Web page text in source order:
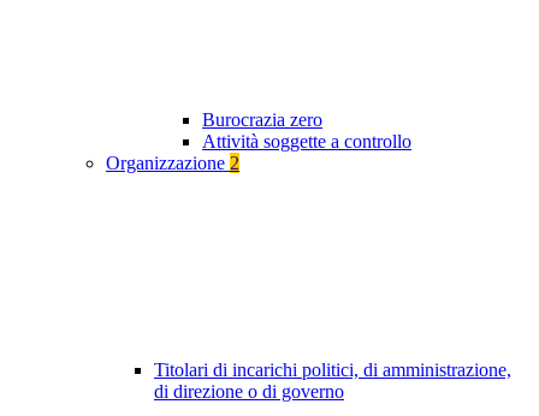
Burocrazia zero
Attività soggette a controllo
Organizzazione 2
Titolari di incarichi politici, di amministrazione,
di direzione o di governo